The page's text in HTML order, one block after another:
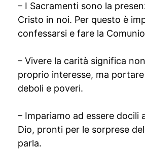
– I Sacramenti sono la
Cristo in noi. Per questo è
confessarsi e fare la
– Vivere la carità significa
proprio interesse, ma
deboli e poveri.
– Impariamo ad essere docili
Dio, pronti per le sorprese
parla.